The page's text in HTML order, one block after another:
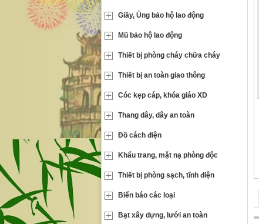
Giầy, Ủng bảo hộ lao động
Mũ bảo hộ lao động
Thiết bị phòng cháy chữa cháy
Thiết bị an toàn giao thông
Cóc kẹp cáp, khóa giáo XD
Thang dây, dây an toàn
Đồ cách điện
Khẩu trang, mặt nạ phòng độc
Thiết bị phòng sạch, tĩnh điện
Biển báo các loại
Bạt xây dựng, lưới an toàn